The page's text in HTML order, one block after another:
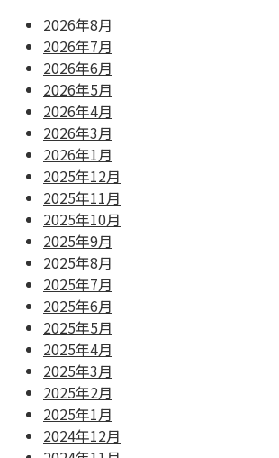
2026年8月
2026年7月
2026年6月
2026年5月
2026年4月
2026年3月
2026年1月
2025年12月
2025年11月
2025年10月
2025年9月
2025年8月
2025年7月
2025年6月
2025年5月
2025年4月
2025年3月
2025年2月
2025年1月
2024年12月